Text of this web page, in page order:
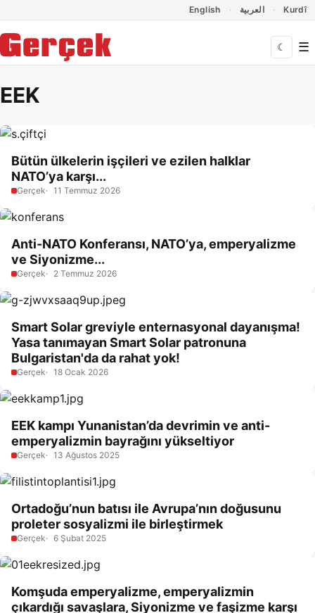
English العربية Kurdî
☾ ☰
EEK
Bütün ülkelerin işçileri ve ezilen halklar
NATO’ya karşı...
Gerçek 11 Temmuz 2026
Anti-NATO Konferansı, NATO’ya, emperyalizme
ve Siyonizme...
Gerçek 2 Temmuz 2026
Smart Solar greviyle enternasyonal dayanışma!
Yasa tanımayan Smart Solar patronuna
Bulgaristan'da da rahat yok!
Gerçek 18 Ocak 2026
EEK kampı Yunanistan’da devrimin ve anti-
emperyalizmin bayrağını yükseltiyor
Gerçek 13 Ağustos 2025
Ortadoğu’nun batısı ile Avrupa’nın doğusunu
proleter sosyalizmi ile birleştirmek
Gerçek 6 Şubat 2025
Komşuda emperyalizme, emperyalizmin
çıkardığı savaşlara, Siyonizme ve faşizme karşı